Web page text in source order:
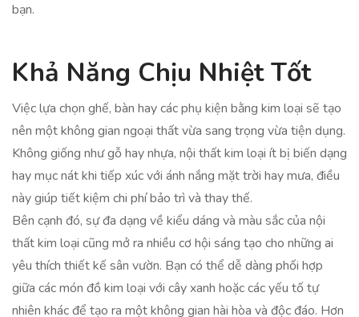
bạn.
Khả Năng Chịu Nhiệt Tốt
Việc lựa chọn ghế, bàn hay các phụ kiện bằng kim loại sẽ tạo
nên một không gian ngoại thất vừa sang trọng vừa tiện dụng.
Không giống như gỗ hay nhựa, nội thất kim loại ít bị biến dạng
hay mục nát khi tiếp xúc với ánh nắng mặt trời hay mưa, điều
này giúp tiết kiệm chi phí bảo trì và thay thế.
Bên cạnh đó, sự đa dạng về kiểu dáng và màu sắc của nội
thất kim loại cũng mở ra nhiều cơ hội sáng tạo cho những ai
yêu thích thiết kế sân vườn. Bạn có thể dễ dàng phối hợp
giữa các món đồ kim loại với cây xanh hoặc các yếu tố tự
nhiên khác để tạo ra một không gian hài hòa và độc đáo. Hơn